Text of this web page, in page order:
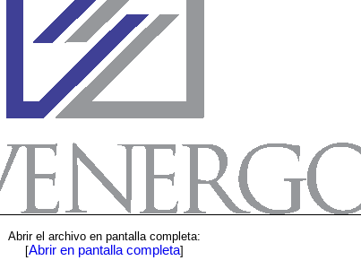
Abrir el archivo en pantalla completa:
[Abrir en pantalla completa]